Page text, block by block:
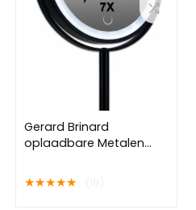
Gerard Brinard
oplaadbare Metalen
dimbaar zwart,
Dubbelzijdig verlicht, 7x
★★★★★